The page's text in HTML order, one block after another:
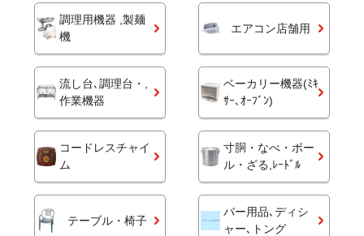
調理用機器 ,製麺
機
エアコン店舗用
流し台､調理台・,
作業機器
ベーカリー機器(ﾐｷ
ｻｰ､ｵｰﾌﾞﾝ)
コードレスチャイ
ム
寸胴・なべ・ボー
ル・ざる,ﾚｰﾄﾞﾙ
テーブル・椅子
バー用品､ディシ
ャー､トング